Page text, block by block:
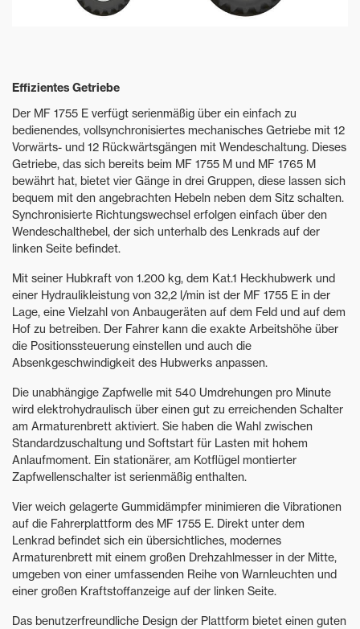
Effizientes Getriebe
Der MF 1755 E verfügt serienmäßig über ein einfach zu
bedienendes, vollsynchronisiertes mechanisches Getriebe mit 12
Vorwärts- und 12 Rückwärtsgängen mit Wendeschaltung. Dieses
Getriebe, das sich bereits beim MF 1755 M und MF 1765 M
bewährt hat, bietet vier Gänge in drei Gruppen, diese lassen sich
bequem mit den angebrachten Hebeln neben dem Sitz schalten.
Synchronisierte Richtungswechsel erfolgen einfach über den
Wendeschalthebel, der sich unterhalb des Lenkrads auf der
linken Seite befindet.
Mit seiner Hubkraft von 1.200 kg, dem Kat.1 Heckhubwerk und
einer Hydraulikleistung von 32,2 l/min ist der MF 1755 E in der
Lage, eine Vielzahl von Anbaugeräten auf dem Feld und auf dem
Hof zu betreiben. Der Fahrer kann die exakte Arbeitshöhe über
die Positionssteuerung einstellen und auch die
Absenkgeschwindigkeit des Hubwerks anpassen.
Die unabhängige Zapfwelle mit 540 Umdrehungen pro Minute
wird elektrohydraulisch über einen gut zu erreichenden Schalter
am Armaturenbrett aktiviert. Sie haben die Wahl zwischen
Standardzuschaltung und Softstart für Lasten mit hohem
Anlaufmoment. Ein stationärer, am Kotflügel montierter
Zapfwellenschalter ist serienmäßig enthalten.
Vier weich gelagerte Gummidämpfer minimieren die Vibrationen
auf die Fahrerplattform des MF 1755 E. Direkt unter dem
Lenkrad befindet sich ein übersichtliches, modernes
Armaturenbrett mit einem großen Drehzahlmesser in der Mitte,
umgeben von einer umfassenden Reihe von Warnleuchten und
einer großen Kraftstoffanzeige auf der linken Seite.
Das benutzerfreundliche Design der Plattform bietet einen guten